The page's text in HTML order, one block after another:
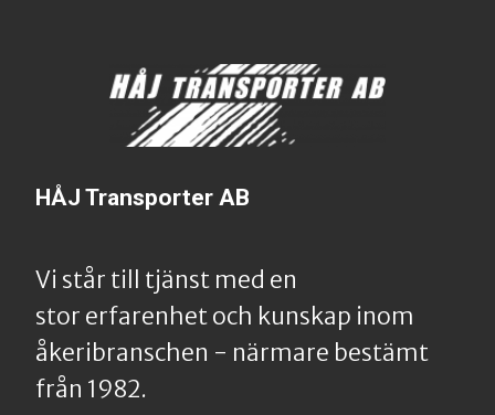
HÅJ Transporter AB
Vi står till tjänst med en
stor erfarenhet och kunskap inom
åkeribranschen - närmare bestämt
från 1982.